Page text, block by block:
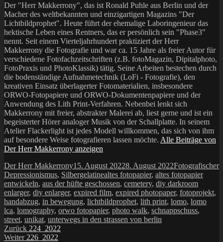
Der "Herr Makkerrony", das ist Ronald Puhle aus Berlin und der
Macher des weltbekannten und einzigartigen Magazins "Der
Lichtbildprophet". Heute führt der ehemalige Laboringenieur das
hektische Leben eines Rentners, das er persönlich sein "Phase3"
nennt. Seit einem Vierteljahrhundert praktiziert der Herr
Makkerrony die Fotografie und war ca. 15 Jahre als freier Autor für
verschiedene Fotofachzeitschriften (z.B. fotoMagazin, Dipitalphoto,
FotoPraxis und PhotoKlassik) tätig. Seine Arbeiten bestechen durch
die bodenständige Aufnahmetechnik (LoFi - Fotografie), den
kreativen Einsatz überlagerter Fotomaterialien, insbesondere
ORWO-Fotopapiere und ORWO-Dokumentenpapiere und der
Anwendung des Lith Print-Verfahren. Nebenbei lenkt sich
Makkerrony mit freier, abstrakter Malerei ab, liest gerne und ist ein
begeisterter Hörer analoger Musik von der Schallplatte. In seinem
Atelier Flackerlight ist jedes Modell willkommen, das sich von ihm
auf besondere Weise fotografieren lassen möchte. Alle Beiträge von
Der Herr Makkerrony anzeigen
Autor
Der Herr MakkerronyVeröffentlicht
am
15. August 20228. August 2022Kategorien
Fotografischer
Depressionismus, SilbergelatineSchlagwörter
altes fotopapier, altes fotopapier
entwickeln, aus der hüfte geschossen, cemetery, diy darkroom
enlarger, diy enlarger, expired film, expired photopaper, fotoprojekt,
handabzug, in bewegung, lichtbildprophet, lith print, lomo, lomo
lca, lomography, orwo fotopapier, photo walk, schnappschuss,
street, unikat, unterwegs in den strassen von berlin
Beitragsnavigation
Zurück Vorheriger
Beitrag:
224_2022
Weiter Nächster
226_2022